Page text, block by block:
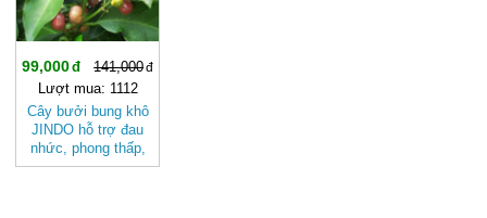
99,000
141,000
Lượt mua: 1112
Cây bưởi bung khô
JINDO hỗ trợ đau
nhức, phong thấp,
tốt cho sức khỏe